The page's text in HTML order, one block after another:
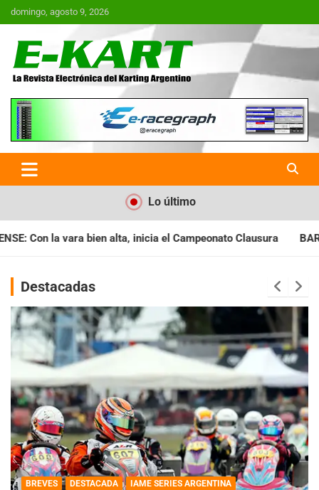
Saltar
al
domingo, agosto 9, 2026
E-Kart.com.ar | La Revista
Electrónica del Karting en
Argentina
Lo último
el Campeonato Clausura BARILOCHENSE: Preparan una
Destacadas
BREVES DESTACADA
IAME SERIES ARGENTINA